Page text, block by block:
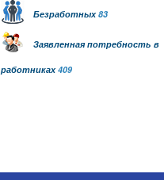
Безработных83
Заявленная потребность в
работниках409